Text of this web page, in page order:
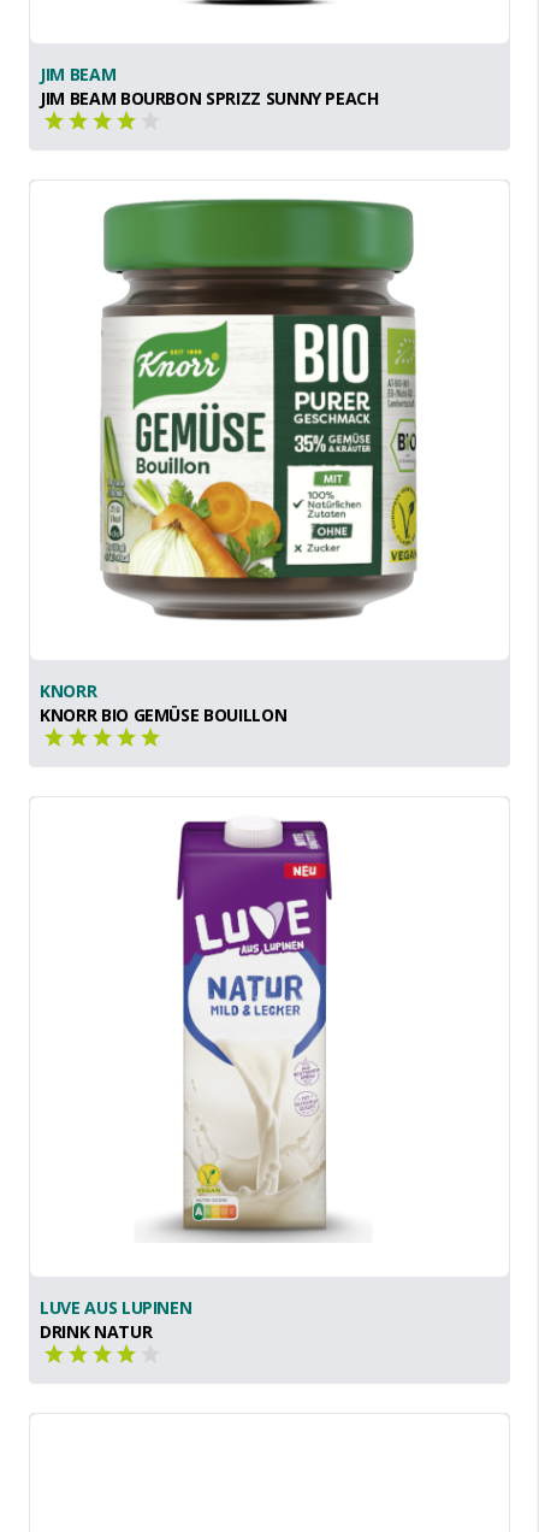
JIM BEAM
JIM BEAM BOURBON SPRIZZ SUNNY PEACH
KNORR
KNORR BIO GEMÜSE BOUILLON
LUVE AUS LUPINEN
DRINK NATUR